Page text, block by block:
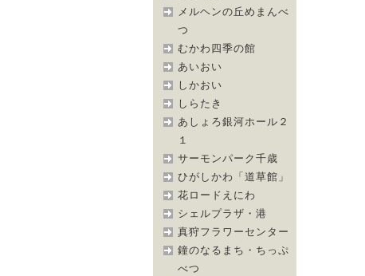
メルヘンの丘めまんべ
つ
むかわ四季の館
あいおい
しかおい
しらたき
あしょろ銀河ホール２
１
サーモンパーク千歳
ひがしかわ「道草館」
花ロードえにわ
シェルプラザ・港
真狩フラワーセンター
鐘のなるまち・ちっぷ
べつ